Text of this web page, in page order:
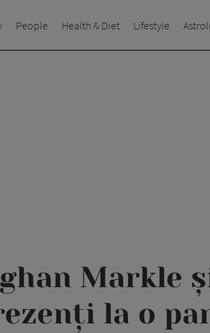
People Health & Diet Lifestyle
Markle
la o